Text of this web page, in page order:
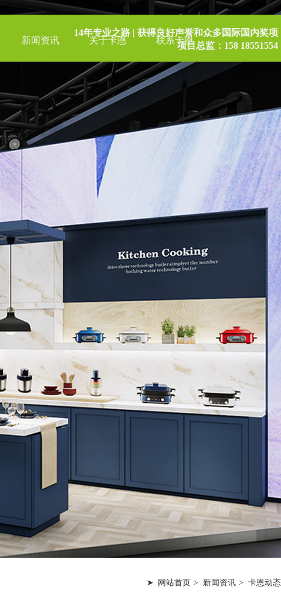
博物馆 / 主题展
2010/2018
新闻资讯
港澳展会
海外布展
展会营销
关于卡恩
卡恩简介
卡恩服务
卡恩工厂
卡恩荣誉
卡恩优势
联系卡恩
14年专业之路 | 获得良好声誉和众多国际国内奖项
项目总监：158 18551554
网站首页 新闻资讯 卡恩动态